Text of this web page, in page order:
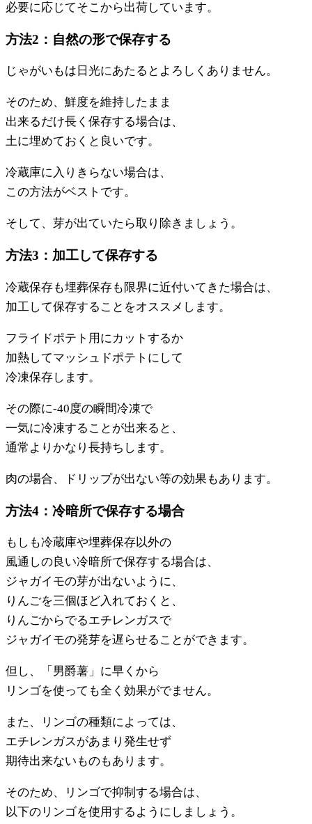
必要に応じてそこから出荷しています。
方法2：自然の形で保存する
じゃがいもは日光にあたるとよろしくありません。
そのため、鮮度を維持したまま
出来るだけ長く保存する場合は、
土に埋めておくと良いです。
冷蔵庫に入りきらない場合は、
この方法がベストです。
そして、芽が出ていたら取り除きましょう。
方法3：加工して保存する
冷蔵保存も埋葬保存も限界に近付いてきた場合は、
加工して保存することをオススメします。
フライドポテト用にカットするか
加熱してマッシュドポテトにして
冷凍保存します。
その際に‐40度の瞬間冷凍で
一気に冷凍することが出来ると、
通常よりかなり長持ちします。
肉の場合、ドリップが出ない等の効果もあります。
方法4：冷暗所で保存する場合
もしも冷蔵庫や埋葬保存以外の
風通しの良い冷暗所で保存する場合は、
ジャガイモの芽が出ないように、
りんごを三個ほど入れておくと、
りんごからでるエチレンガスで
ジャガイモの発芽を遅らせることができます。
但し、「男爵薯」に早くから
リンゴを使っても全く効果がでません。
また、リンゴの種類によっては、
エチレンガスがあまり発生せず
期待出来ないものもあります。
そのため、リンゴで抑制する場合は、
以下のリンゴを使用するようにしましょう。